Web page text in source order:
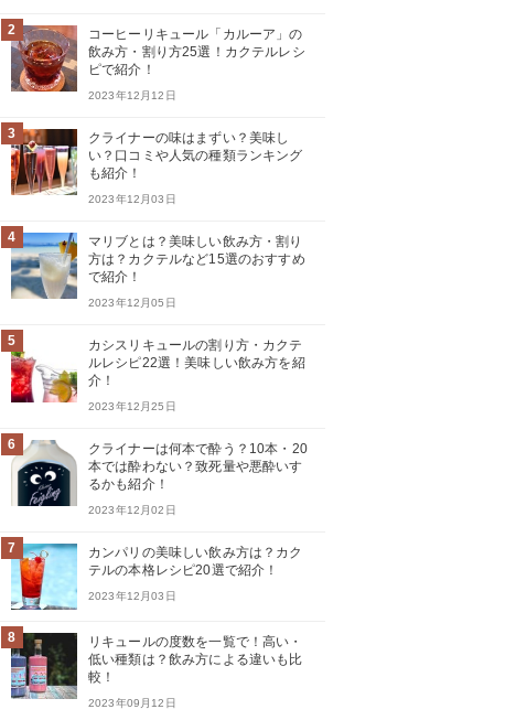
2
コーヒーリキュール「カルーア」の
飲み方・割り方25選！カクテルレシ
ピで紹介！
2023年12月12日
3
クライナーの味はまずい？美味し
い？口コミや人気の種類ランキング
も紹介！
2023年12月03日
4
マリブとは？美味しい飲み方・割り
方は？カクテルなど15選のおすすめ
で紹介！
2023年12月05日
5
カシスリキュールの割り方・カクテ
ルレシピ22選！美味しい飲み方を紹
介！
2023年12月25日
6
クライナーは何本で酔う？10本・20
本では酔わない？致死量や悪酔いす
るかも紹介！
2023年12月02日
7
カンパリの美味しい飲み方は？カク
テルの本格レシピ20選で紹介！
2023年12月03日
8
リキュールの度数を一覧で！高い・
低い種類は？飲み方による違いも比
較！
2023年09月12日